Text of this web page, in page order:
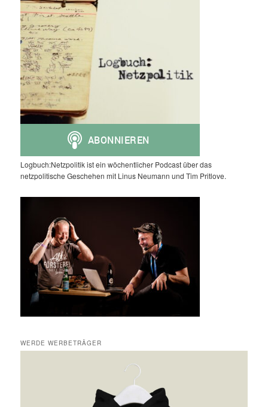
Logbuch:Netzpolitik ist ein wöchentlicher Podcast über das
netzpolitische Geschehen mit Linus Neumann und Tim Pritlove.
WERDE WERBETRÄGER